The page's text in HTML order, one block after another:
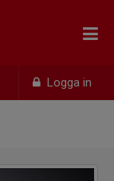
Logga in